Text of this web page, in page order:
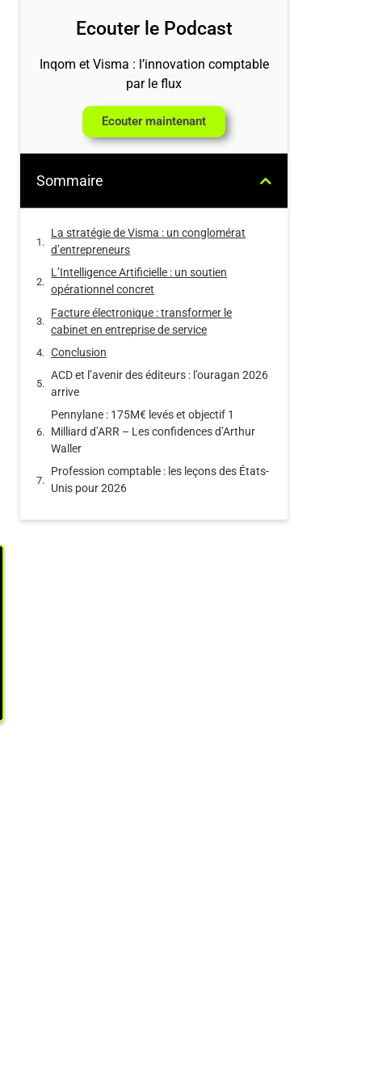
Ecouter le Podcast
Inqom et Visma : l’innovation comptable
par le flux
Ecouter maintenant
Sommaire
La stratégie de Visma : un conglomérat
d’entrepreneurs
L’Intelligence Artificielle : un soutien
opérationnel concret
Facture électronique : transformer le
cabinet en entreprise de service
Conclusion
ACD et l’avenir des éditeurs : l’ouragan 2026
arrive
Pennylane : 175M€ levés et objectif 1
Milliard d’ARR – Les confidences d’Arthur
Waller
Profession comptable : les leçons des États-
Unis pour 2026